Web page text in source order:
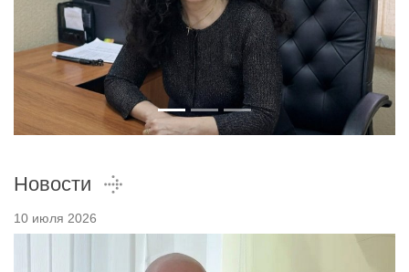
Новости
10 июля 2026